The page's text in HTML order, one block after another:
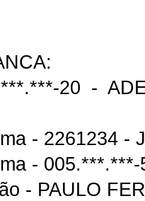
20 -
- 2261234 -
-
- PAULO